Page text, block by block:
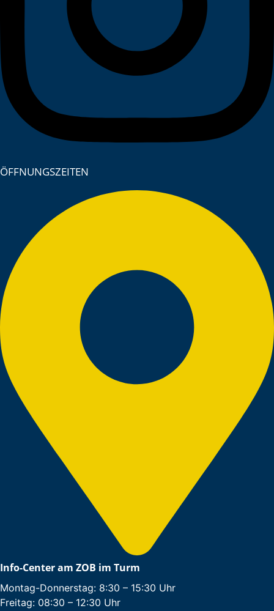
ÖFFNUNGSZEITEN
Info-Center am ZOB im Turm
Montag-Donnerstag: 8:30 – 15:30 Uhr
Freitag: 08:30 – 12:30 Uhr